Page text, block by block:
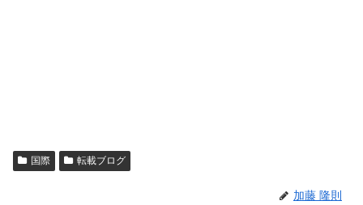
国際 転載ブログ
加藤 隆則